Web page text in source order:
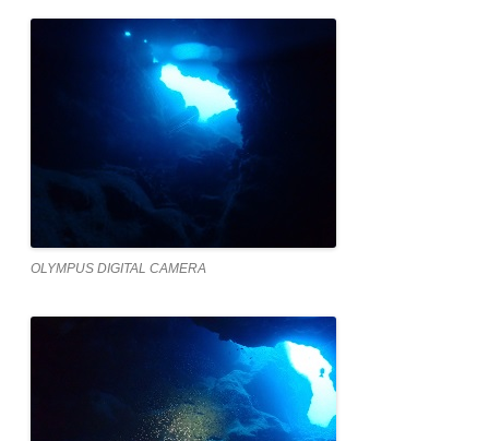
OLYMPUS DIGITAL CAMERA